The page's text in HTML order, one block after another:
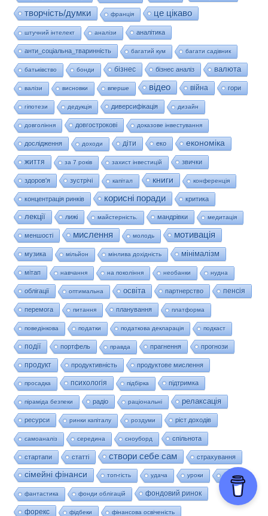
творчість/думки
франція це цікаво
штучний інтелект аналізи аналітика
анти_соціальна_тваринність багатий кум багати садівник
батьківство бонди бізнес бізнес аналіз валюта
валізи висновки вперше відео війна гори
гіпотези дедукція диверсифікація дизайн
довгоління довгострокові доказове інвестування
дослідження доходи діти еко економіка
життя за 7 років захист інвестицій звички
здоров'я зустрічі капітал книги конференція
концентрація ринків корисні поради критика
лекції лижі майстерність. мандрівки медитація
меншості мислення молодь мотивація
музика мільйон мінлива дохідність мінімалізм
мітап навчання на покоління необанки нудна
облігації оптимальна освіта партнерство пенсія
перемога питання планування платформа
поведінкова податки податкова декларація подкаст
події портфель правда прагнення прогнози
продукт продуктивність продуктове мислення
просадка психологія підбірка підтримка
піраміда безпеки радіо раціональні релаксація
ресурси ринки капіталу роздуми ріст доходів
самоаналіз середина сноуборд спільнота
стартапи статті створи себе сам страхування
сімейні фінанси топ-гість удача уроки успіх
фантастика фонди облігацій фондовий ринок
форекс фідбеки фінансова освіченість